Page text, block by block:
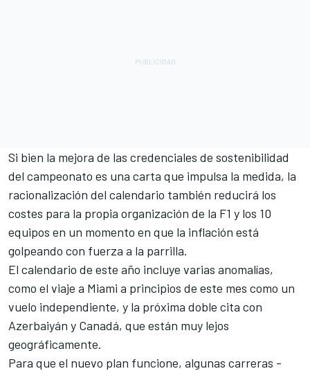
Si bien la mejora de las credenciales de sostenibilidad
del campeonato es una carta que impulsa la medida, la
racionalización del calendario también reducirá los
costes para la propia organización de la F1 y los 10
equipos en un momento en que la inflación está
golpeando con fuerza a la parrilla.
El calendario de este año incluye varias anomalías,
como el viaje a Miami a principios de este mes como un
vuelo independiente, y la próxima doble cita con
Azerbaiyán y Canadá, que están muy lejos
geográficamente.
Para que el nuevo plan funcione, algunas carreras -